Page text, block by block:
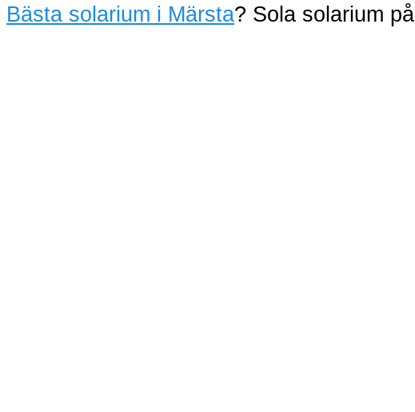
Bästa solarium i Märsta? Sola solarium på